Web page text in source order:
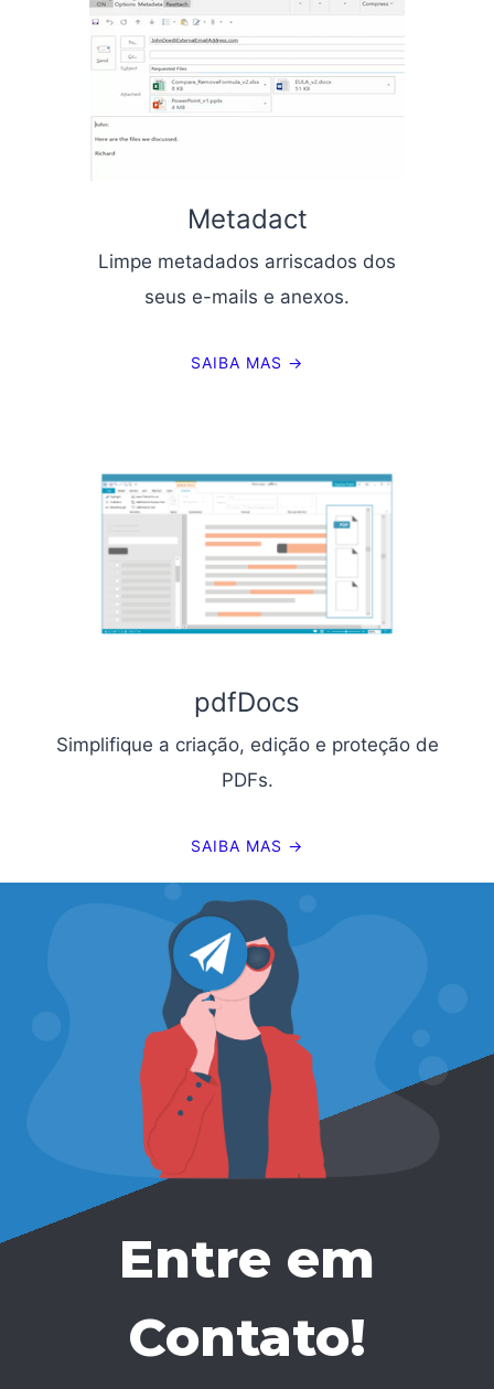
Metadact
Limpe metadados arriscados dos
seus e-mails e anexos.
SAIBA MAS →
pdfDocs
Simplifique a criação, edição e proteção de
PDFs.
SAIBA MAS →
Entre em
Contato!